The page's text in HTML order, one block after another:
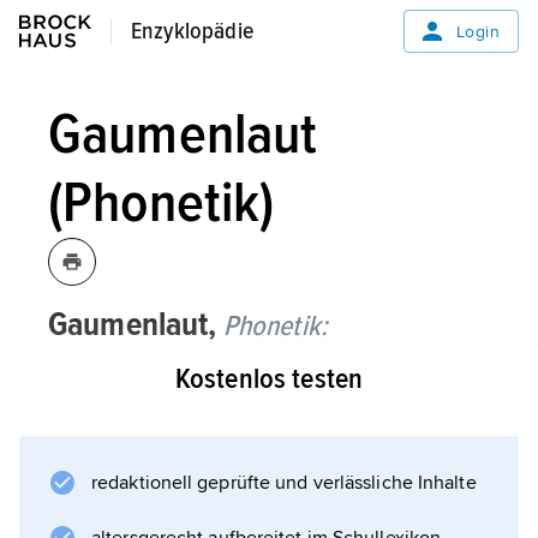
Enzyklopädie
Enzyklopädie Login
Gaumenlaut
(Phonetik)
Gaumenlaut, Phonetik:
mit dem (vorderen oder hinteren) Gaumen
.
Kostenlos testen
redaktionell geprüfte und verlässliche Inhalte